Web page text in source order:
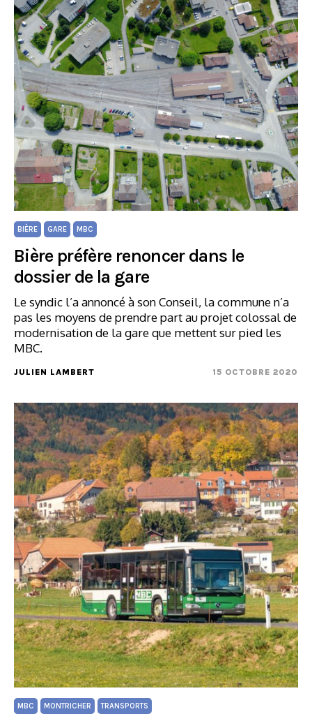
BIÈRE GARE MBC
Bière préfère renoncer dans le
dossier de la gare
Le syndic l’a annoncé à son Conseil, la commune n’a
pas les moyens de prendre part au projet colossal de
modernisation de la gare que mettent sur pied les
MBC.
JULIEN LAMBERT 15 OCTOBRE 2020
MBC MONTRICHER TRANSPORTS